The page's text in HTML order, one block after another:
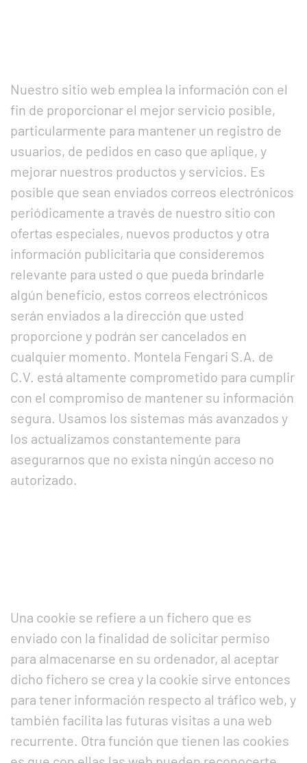
Nuestro sitio web emplea la información con el
fin de proporcionar el mejor servicio posible,
particularmente para mantener un registro de
usuarios, de pedidos en caso que aplique, y
mejorar nuestros productos y servicios. Es
posible que sean enviados correos electrónicos
periódicamente a través de nuestro sitio con
ofertas especiales, nuevos productos y otra
información publicitaria que consideremos
relevante para usted o que pueda brindarle
algún beneficio, estos correos electrónicos
serán enviados a la dirección que usted
proporcione y podrán ser cancelados en
cualquier momento. Montela Fengari S.A. de
C.V. está altamente comprometido para cumplir
con el compromiso de mantener su información
segura. Usamos los sistemas más avanzados y
los actualizamos constantemente para
asegurarnos que no exista ningún acceso no
autorizado.
Una cookie se refiere a un fichero que es
enviado con la finalidad de solicitar permiso
para almacenarse en su ordenador, al aceptar
dicho fichero se crea y la cookie sirve entonces
para tener información respecto al tráfico web, y
también facilita las futuras visitas a una web
recurrente. Otra función que tienen las cookies